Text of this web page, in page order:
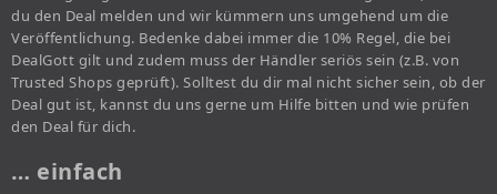
du den Deal melden und wir kümmern uns umgehend um die
Veröffentlichung. Bedenke dabei immer die 10% Regel, die bei
DealGott gilt und zudem muss der Händler seriös sein (z.B. von
Trusted Shops geprüft). Solltest du dir mal nicht sicher sein, ob der
Deal gut ist, kannst du uns gerne um Hilfe bitten und wie prüfen
den Deal für dich.
… einfach